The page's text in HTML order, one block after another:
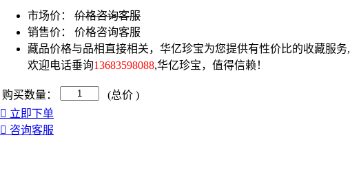
市场价：
价格咨询客服
销售价：
价格咨询客服
藏品价格与品相直接相关，华亿珍宝为您提供有性价比的收藏服务,
欢迎电话垂询13683598088,华亿珍宝，值得信赖！
购买数量： (总价 )
立即下单
咨询客服